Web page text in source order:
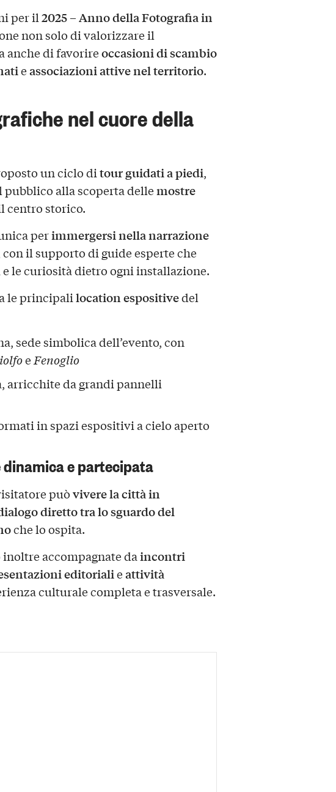
per il2025 – Anno della Fotografia in
non solo di valorizzare il
anche di favorireoccasioni di scambio
eassociazioni attive nel territorio.
nel cuore della
un ciclo ditour guidati a piedi,
pubblico alla scoperta dellemostre
centro storico.
perimmergersi nella narrazione
il supporto di guide esperte che
le curiosità dietro ogni installazione.
le principalilocation espositivedel
sede simbolica dell’evento, con
eFenoglio
arricchite da grandi pannelli
in spazi espositivi a cielo aperto
dinamica e partecipata
puòvivere la città in
diretto tra lo sguardo del
che lo ospita.
accompagnate daincontri
editorialieattività
culturale completa e trasversale.